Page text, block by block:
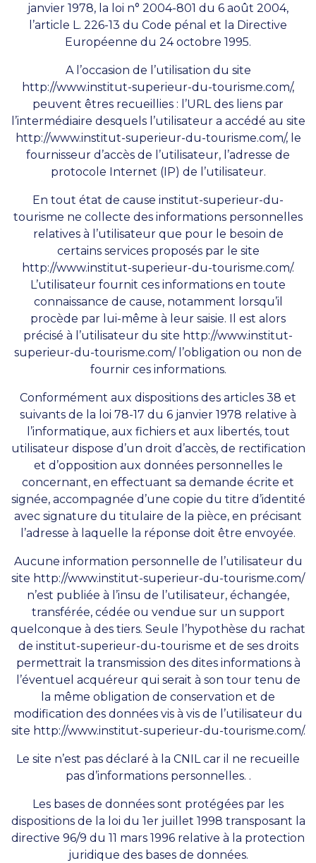
janvier 1978, la loi n° 2004-801 du 6 août 2004,
l’article L. 226-13 du Code pénal et la Directive
Européenne du 24 octobre 1995.
A l’occasion de l’utilisation du site
http://www.institut-superieur-du-tourisme.com/,
peuvent êtres recueillies : l’URL des liens par
l’intermédiaire desquels l’utilisateur a accédé au site
http://www.institut-superieur-du-tourisme.com/, le
fournisseur d’accès de l’utilisateur, l’adresse de
protocole Internet (IP) de l’utilisateur.
En tout état de cause institut-superieur-du-
tourisme ne collecte des informations personnelles
relatives à l’utilisateur que pour le besoin de
certains services proposés par le site
http://www.institut-superieur-du-tourisme.com/.
L’utilisateur fournit ces informations en toute
connaissance de cause, notamment lorsqu’il
procède par lui-même à leur saisie. Il est alors
précisé à l’utilisateur du site http://www.institut-
superieur-du-tourisme.com/l’obligation ou non de
fournir ces informations.
Conformément aux dispositions des articles 38 et
suivants de la loi 78-17 du 6 janvier 1978 relative à
l’informatique, aux fichiers et aux libertés, tout
utilisateur dispose d’un droit d’accès, de rectification
et d’opposition aux données personnelles le
concernant, en effectuant sa demande écrite et
signée, accompagnée d’une copie du titre d’identité
avec signature du titulaire de la pièce, en précisant
l’adresse à laquelle la réponse doit être envoyée.
Aucune information personnelle de l’utilisateur du
site http://www.institut-superieur-du-tourisme.com/
n’est publiée à l’insu de l’utilisateur, échangée,
transférée, cédée ou vendue sur un support
quelconque à des tiers. Seule l’hypothèse du rachat
de institut-superieur-du-tourisme et de ses droits
permettrait la transmission des dites informations à
l’éventuel acquéreur qui serait à son tour tenu de
la même obligation de conservation et de
modification des données vis à vis de l’utilisateur du
site http://www.institut-superieur-du-tourisme.com/.
Le site n’est pas déclaré à la CNIL car il ne recueille
pas d’informations personnelles. .
Les bases de données sont protégées par les
dispositions de la loi du 1er juillet 1998 transposant la
directive 96/9 du 11 mars 1996 relative à la protection
juridique des bases de données.